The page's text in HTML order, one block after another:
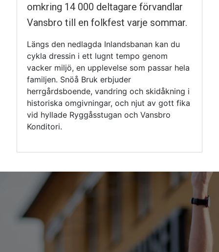
omkring 14 000 deltagare förvandlar
Vansbro till en folkfest varje sommar.
Längs den nedlagda Inlands­banan kan du
cykla dressin i ett lugnt tempo genom
vacker miljö, en upplevelse som passar hela
familjen. Snöå Bruk erbjuder
herrgårdsboende, vandring och skidåkning i
historiska omgivningar, och njut av gott fika
vid hyllade Ryggåsstugan och Vansbro
Konditori.